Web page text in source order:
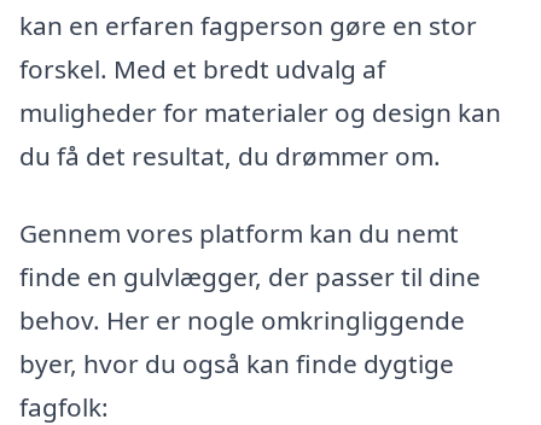
kan en erfaren fagperson gøre en stor
forskel. Med et bredt udvalg af
muligheder for materialer og design kan
du få det resultat, du drømmer om.
Gennem vores platform kan du nemt
finde en gulvlægger, der passer til dine
behov. Her er nogle omkringliggende
byer, hvor du også kan finde dygtige
fagfolk: